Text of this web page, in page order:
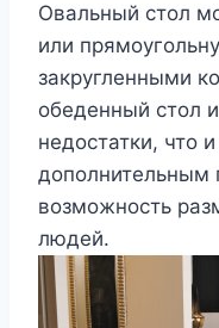
Овальный стол
или
закругленными
обеденный стол
недостатки, что
дополнительным
возможность
людей.